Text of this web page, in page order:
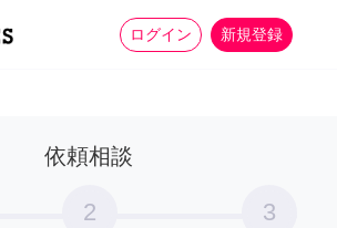
ログイン 新規登録
家事 more_horiz
依頼相談
2 3